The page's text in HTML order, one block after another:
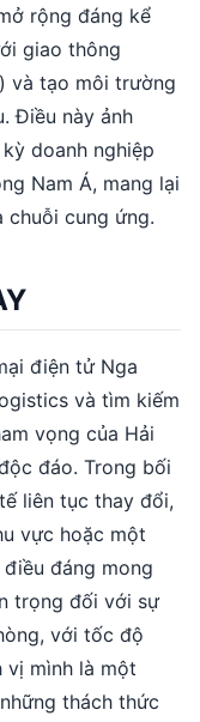
rộng đáng kể
giao thông
và tạo môi trường
Điều này ảnh
doanh nghiệp
Nam Á, mang lại
chuỗi cung ứng.
điện tử Nga
và tìm kiếm
vọng của Hải
đáo. Trong bối
liên tục thay đổi,
vực hoặc một
đáng mong
trọng đối với sự
với tốc độ
mình là một
thách thức